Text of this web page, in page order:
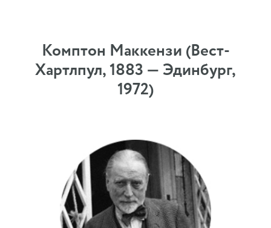
Комптон Маккензи (Вест-
Хартлпул, 1883 — Эдинбург,
1972)